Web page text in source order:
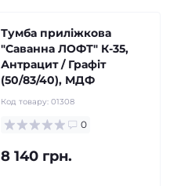
Тумба приліжкова
"Саванна ЛОФТ" К-35,
Антрацит / Графіт
(50/83/40), МДФ
Код товару: 01308
0
8 140 грн.